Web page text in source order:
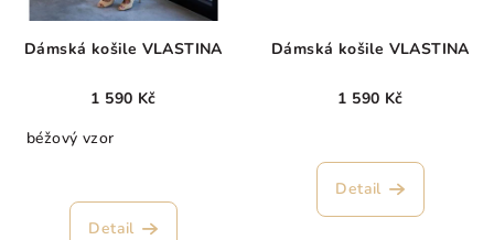
Dámská košile VLASTINA
1 590 Kč
béžový vzor
Detail
Dámská košile VLASTINA
1 590 Kč
Detail